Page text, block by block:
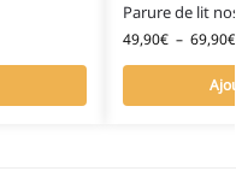
Parure de lit
49,90€ – 69,90€